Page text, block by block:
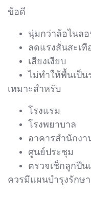
ข้อดี
นุ่มกว่าล้อไนล
ลดแรงสั่นสะเทื
เสียงเงียบ
ไม่ทำให้พื้นเป็น
เหมาะสำหรับ
โรงแรม
โรงพยาบาล
อาคารสำนักงา
ศูนย์ประชุม
ตรวจเช็กลูกปืน
ควรมีแผนบำรุงรักษ